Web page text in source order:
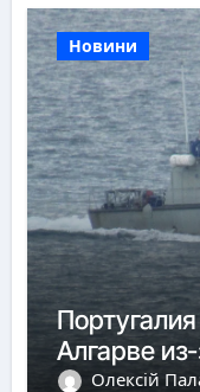
Новини
Алгарве
Олексій